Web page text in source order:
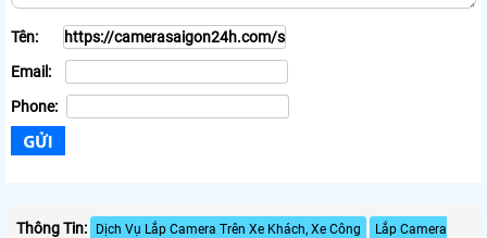
Tên:
Email:
Phone:
Thông Tin: Dịch Vụ Lắp Camera Trên Xe Khách, Xe Công
Lắp Camera